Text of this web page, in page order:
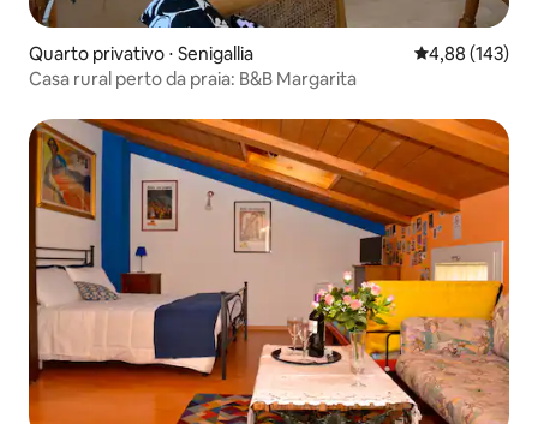
Quarto privativo ⋅ Senigallia 4,88 de uma
4,88 (143)
Casa rural perto da praia: B&B Margarita